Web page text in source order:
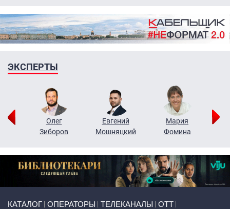
ЭКСПЕРТЫ
Олег
Зиборов
Евгений
Мошняцкий
Мария
Фомина
КАТАЛОГ ОПЕРАТОРЫ ТЕЛЕКАНАЛЫ ОТТ